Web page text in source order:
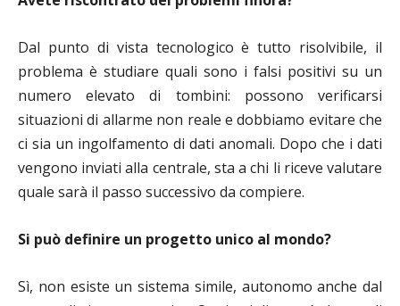
Dal punto di vista tecnologico è tutto risolvibile, il
problema è studiare quali sono i falsi positivi su un
numero elevato di tombini: possono verificarsi
situazioni di allarme non reale e dobbiamo evitare che
ci sia un ingolfamento di dati anomali. Dopo che i dati
vengono inviati alla centrale, sta a chi li riceve valutare
quale sarà il passo successivo da compiere.
Si può definire un progetto unico al mondo?
Sì, non esiste un sistema simile, autonomo anche dal